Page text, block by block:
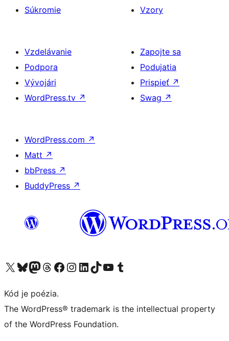
Súkromie
Vzory
Vzdelávanie
Podpora
Vývojári
WordPress.tv ↗
Zapojte sa
Podujatia
Prispieť ↗
Swag ↗
WordPress.com ↗
Matt ↗
bbPress ↗
BuddyPress ↗
Navštívte náš účet na X (predtým Twitter)
Navštívte náš účet na platforme Bluesky
Navštívte náš účet na Mastodone
Navštívte náš účet na platforme Threads
Navštívte našu stránku na Facebooku
Navštívte náš účet Instagram
Navštívte náš účet LinkedIn
Navštívte náš účet na platforme TikTok
Navštívte náš kanál YouTube
Navštívte náš účet na platforme Tumblr
Kód je poézia.
The WordPress® trademark is the intellectual property
of the WordPress Foundation.